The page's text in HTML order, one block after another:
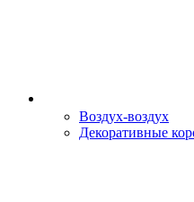
Воздух-воздух
Декоративные